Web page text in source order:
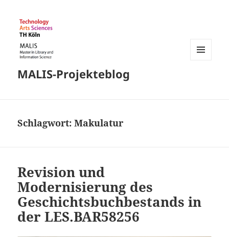
MALIS-Projekteblog
Schlagwort:Makulatur
Revision und
Modernisierung des
Geschichtsbuchbestands in
der LES.BAR58256